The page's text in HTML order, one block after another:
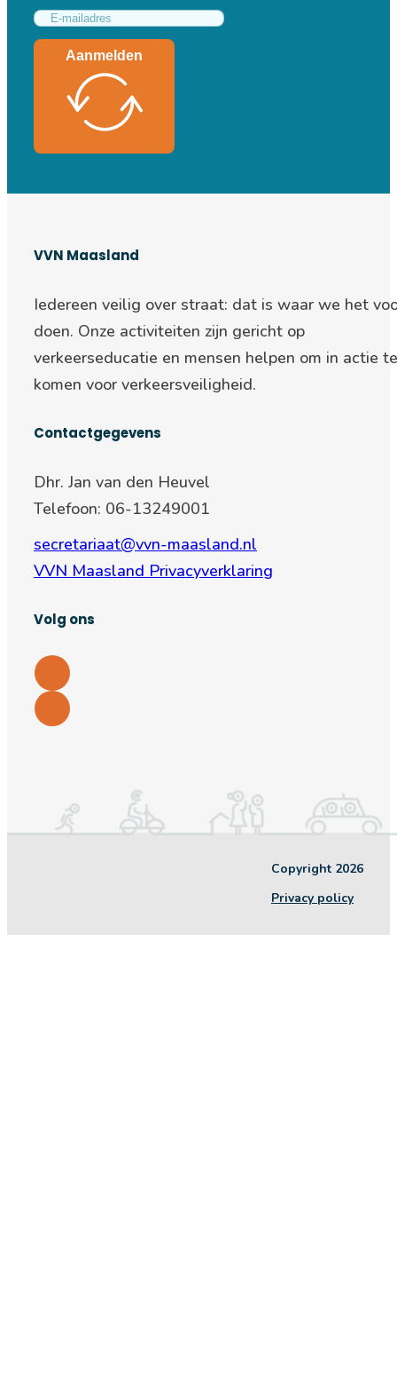
Aanmelden
VVN Maasland
Iedereen veilig over straat: dat is waar we het
doen. Onze activiteiten zijn gericht op
verkeerseducatie en mensen helpen om in actie te
komen voor verkeersveiligheid.
Contactgegevens
Dhr. Jan van den Heuvel
Telefoon: 06-13249001
secretariaat@vvn-maasland.nl
VVN Maasland Privacyverklaring
Volg ons
Copyright 2026
Privacy policy